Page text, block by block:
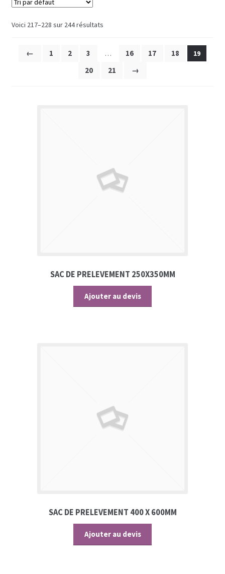
Voici 217–228 sur 244 résultats
← 1 2 3 … 16 17 18 19
20 21 →
SAC DE PRELEVEMENT 250X350MM
Ajouter au devis
SAC DE PRELEVEMENT 400 X 600MM
Ajouter au devis